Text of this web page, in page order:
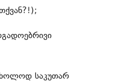
საკუთარ